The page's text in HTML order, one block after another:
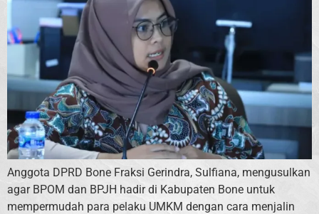
Anggota DPRD Bone Fraksi Gerindra, Sulfiana, mengusulkan
agar BPOM dan BPJH hadir di Kabupaten Bone untuk
mempermudah para pelaku UMKM dengan cara menjalin